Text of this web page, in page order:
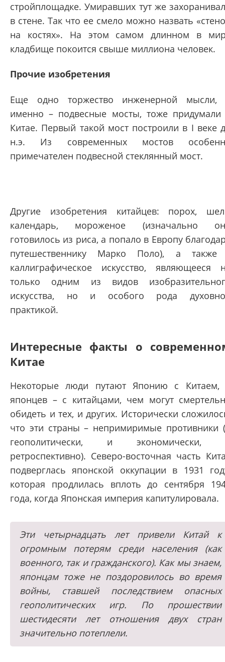
стройплощадке. Умиравших тут же
в стене. Так что ее смело можно назвать
на костях». На этом самом длинном в
кладбище покоится свыше миллиона человек.
Прочие изобретения
Еще одно торжество инженерной мысли,
именно – подвесные мосты, тоже придумали
Китае. Первый такой мост построили в I веке
н.э. Из современных мостов
примечателен подвесной стеклянный мост.
Другие изобретения китайцев: порох,
календарь, мороженое (изначально
готовилось из риса, а попало в Европу
путешественнику Марко Поло), а
каллиграфическое искусство, являющееся
только одним из видов
искусства, но и особого рода
практикой.
Интересные факты о
Китае
Некоторые люди путают Японию с Китаем,
японцев – с китайцами, чем могут
обидеть и тех, и других. Исторически
что эти страны – непримиримые противники
геополитически, и экономически,
ретроспективно). Северо-восточная часть
подверглась японской оккупации в 1931
которая продлилась вплоть до сентября
года, когда Японская империя капитулировала.
Эти четырнадцать лет привели Китай к
огромным потерям среди населения (как
военного, так и гражданского). Как мы знаем,
японцам тоже не поздоровилось во время
войны, ставшей последствием опасных
геополитических игр. По прошествии
шестидесяти лет отношения двух стран
значительно потеплели.